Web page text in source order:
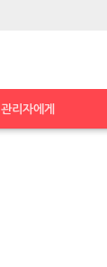
관리자에게